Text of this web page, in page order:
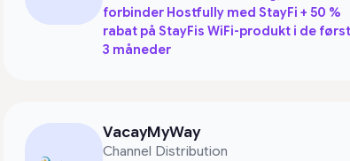
forbinder Hostfully med StayFi + 50 %
rabat på StayFis WiFi-produkt i de
3 måneder
VacayMyWay
Channel Distribution